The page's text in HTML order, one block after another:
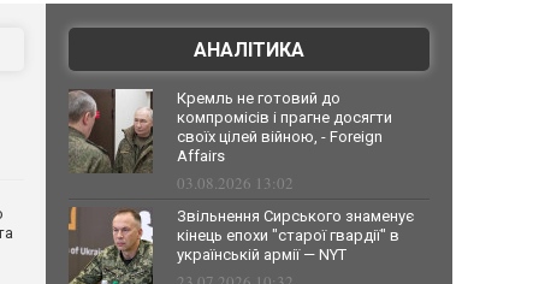
АНАЛІТИКА
Кремль не готовий до
компромісів і прагне досягти
своїх цілей війною, - Foreign
Affairs
03.08.2026 13:02
Звільнення Сирського знаменує
кінець епохи "старої гвардії" в
українській армії — NYT